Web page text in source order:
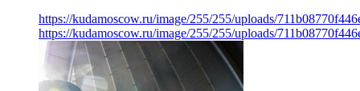
https://kudamoscow.ru/image/255/255/uploads/
https://kudamoscow.ru/image/255/255/uploads/